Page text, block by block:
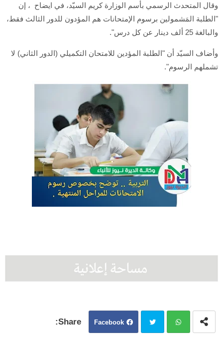
وقال المتحدث الرسمي بأسم الوزارة كريم السيّد، في ايضاح ، إن
"الطلبة المَشمولين برسوم الإمتحانات هم المؤدون للدور الثالث فقط،
والبالغة 25 ألف دينار عن كل درس".
وأضاف السيّد أن "الطلبة المؤدين للامتحان التكميلي (الدور الثاني) لا
تشملهم الرسوم".
Facebook